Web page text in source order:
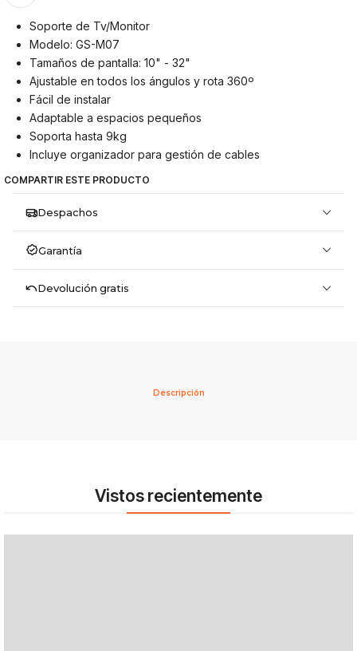
Soporte de Tv/Monitor
Modelo: GS-M07
Tamaños de pantalla: 10" - 32"
Ajustable en todos los ángulos y rota 360º
Fácil de instalar
Adaptable a espacios pequeños
Soporta hasta 9kg
Incluye organizador para gestión de cables
COMPARTIR ESTE PRODUCTO
Despachos
Garantía
Devolución gratis
Descripción
Vistos recientemente